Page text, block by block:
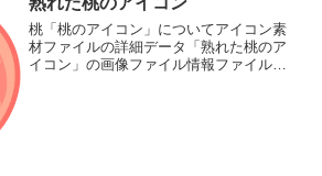
桃「桃のアイコン」についてアイコン素
材ファイルの詳細データ「熟れた桃のア
イコン」の画像ファイル情報ファイル